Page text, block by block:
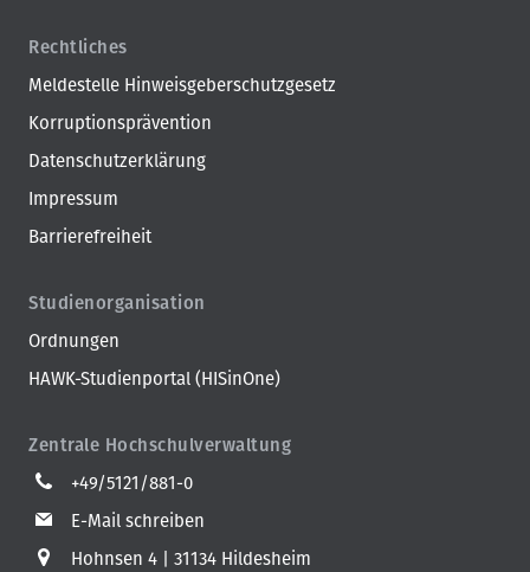
Rechtliches
Meldestelle Hinweisgeberschutzgesetz
Korruptionsprävention
Datenschutzerklärung
Impressum
Barrierefreiheit
Studienorganisation
Ordnungen
HAWK-Studienportal (HISinOne)
Zentrale Hochschulverwaltung
+49/5121/881-0
E-Mail schreiben
Hohnsen 4
31134 Hildesheim